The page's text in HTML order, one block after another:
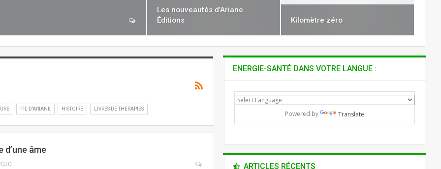
Les nouveautés d’Ariane
Éditions
Kilomètre zéro
FIL D'ARIANE HISTOIRE LIVRES DE THÉRAPIES
d’une âme
ENERGIE-SANTÉ DANS VOTRE LANGUE :
Powered by Translate
ARTICLES RÉCENTS